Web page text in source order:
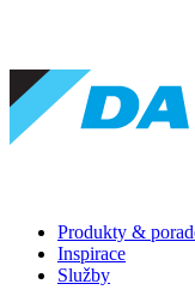
Produkty &
Inspirace
Služby